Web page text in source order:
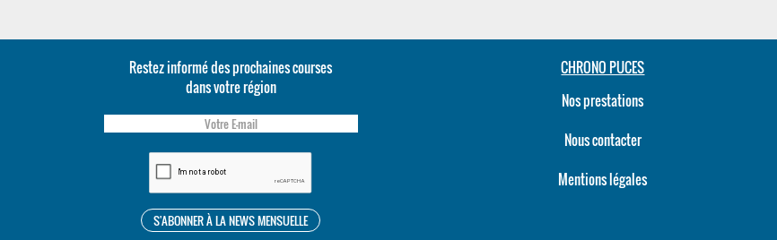
Restez informé des prochaines courses
dans votre région
CHRONO PUCES
Nos prestations
Nous contacter
Mentions légales